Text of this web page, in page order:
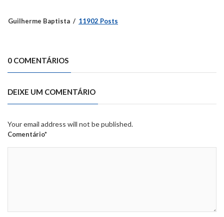
Guilherme Baptista 11902 Posts
0 COMENTÁRIOS
DEIXE UM COMENTÁRIO
Your email address will not be published.
Comentário*